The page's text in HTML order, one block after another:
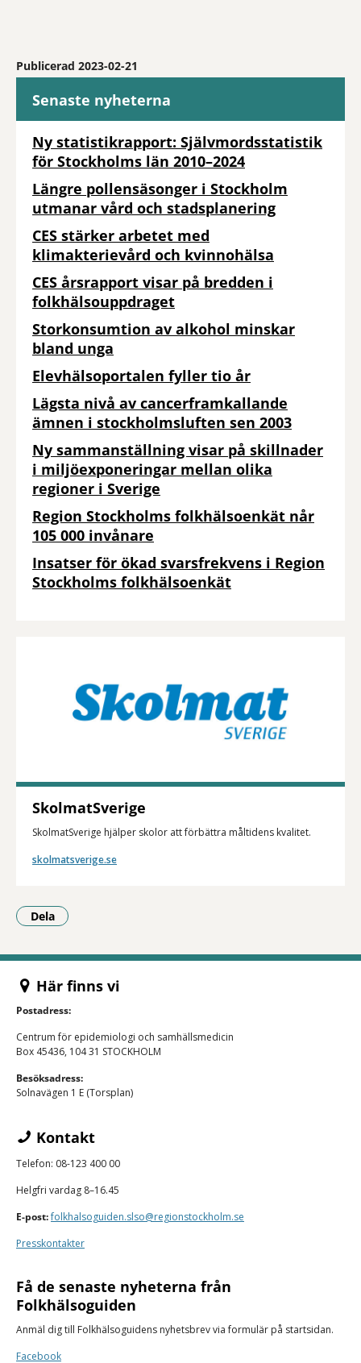
Publicerad 2023-02-21
Senaste nyheterna
Ny statistikrapport: Självmordsstatistik
för Stockholms län 2010–2024
Längre pollensäsonger i Stockholm
utmanar vård och stadsplanering
CES stärker arbetet med
klimakterievård och kvinnohälsa
CES årsrapport visar på bredden i
folkhälsouppdraget
Storkonsumtion av alkohol minskar
bland unga
Elevhälsoportalen fyller tio år
Lägsta nivå av cancerframkallande
ämnen i stockholmsluften sen 2003
Ny sammanställning visar på skillnader
i miljöexponeringar mellan olika
regioner i Sverige
Region Stockholms folkhälsoenkät når
105 000 invånare
Insatser för ökad svarsfrekvens i Region
Stockholms folkhälsoenkät
SkolmatSverige
SkolmatSverige hjälper skolor att förbättra måltidens kvalitet.
skolmatsverige.se
Dela
- Klicka för att öppna delningsalternativ.
Här finns vi
Postadress:
Centrum för epidemiologi och samhällsmedicin
Box 45436, 104 31 STOCKHOLM
Besöksadress:
Solnavägen 1 E (Torsplan)
Kontakt
Telefon: 08-123 400 00
Helgfri vardag 8–16.45
E-post:folkhalsoguiden.slso@regionstockholm.se
Presskontakter
Få de senaste nyheterna från
Folkhälsoguiden
Anmäl dig till Folkhälsoguidens nyhetsbrev via formulär på startsidan.
Facebook